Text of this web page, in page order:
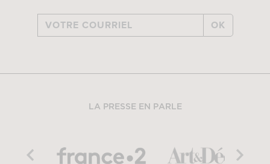
OK
LA PRESSE EN PARLE